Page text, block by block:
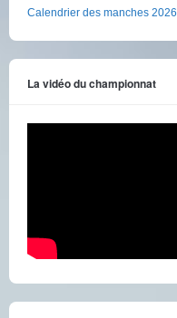
Calendrier des manches 2026
La vidéo du championnat